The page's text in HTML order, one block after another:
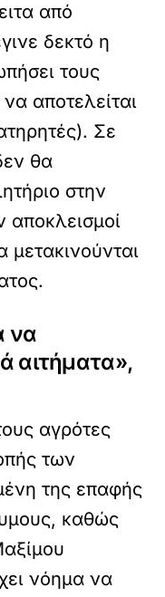
από
δεκτό η
τους
αποτελείται
Σε
θα
στην
να
αιτήματα»,
αγρότες
των
της επαφής
καθώς
νόημα να